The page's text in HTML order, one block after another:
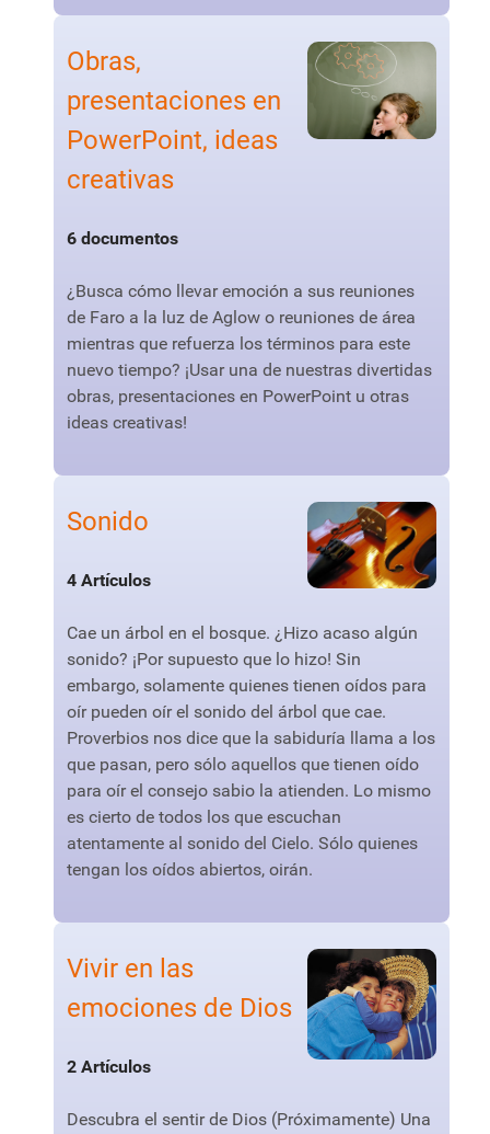
Obras,
presentaciones en
PowerPoint, ideas
creativas
6 documentos
¿Busca cómo llevar emoción a sus reuniones
de Faro a la luz de Aglow o reuniones de área
mientras que refuerza los términos para este
nuevo tiempo? ¡Usar una de nuestras divertidas
obras, presentaciones en PowerPoint u otras
ideas creativas!
Sonido
4 Artículos
Cae un árbol en el bosque. ¿Hizo acaso algún
sonido? ¡Por supuesto que lo hizo! Sin
embargo, solamente quienes tienen oídos para
oír pueden oír el sonido del árbol que cae.
Proverbios nos dice que la sabiduría llama a los
que pasan, pero sólo aquellos que tienen oído
para oír el consejo sabio la atienden. Lo mismo
es cierto de todos los que escuchan
atentamente al sonido del Cielo. Sólo quienes
tengan los oídos abiertos, oirán.
Vivir en las
emociones de Dios
2 Artículos
Descubra el sentir de Dios (Próximamente) Una